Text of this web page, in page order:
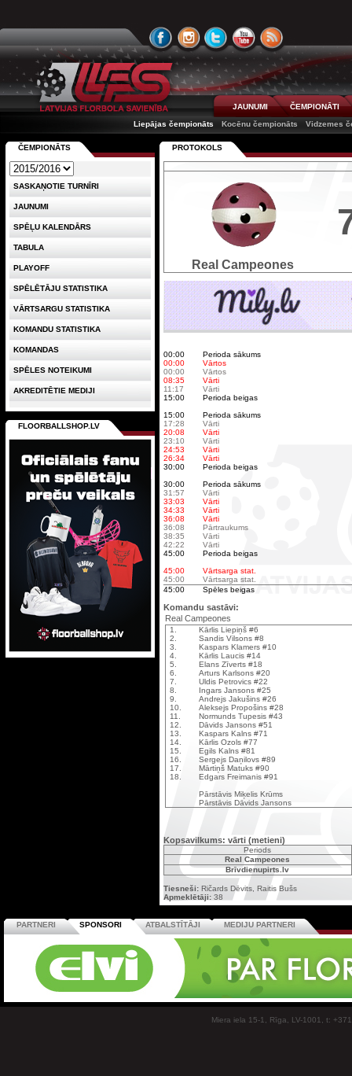
JAUNUMI
ČEMPIONĀTI
Liepājas čempionāts
Kocēnu čempionāts Vidzemes
PROTOKOLS
Real Campeones
00:00
Perioda sākums
00:00
Vārtos
00:00
Vārtos
08:35
Vārti
11:17
Vārti
15:00
Perioda beigas
15:00
Perioda sākums
17:28
Vārti
20:08
Vārti
23:10
Vārti
24:53
Vārti
26:34
Vārti
30:00
Perioda beigas
30:00
Perioda sākums
31:57
Vārti
33:03
Vārti
34:33
Vārti
36:08
Vārti
36:08
Pārtraukums
38:35
Vārti
42:22
Vārti
45:00
Perioda beigas
45:00
Vārtsarga stat.
45:00
Vārtsarga stat.
45:00
Spēles beigas
Komandu sastāvi:
Real Campeones
1.
Kārlis Liepiņš #6
2.
Sandis Vilsons #8
3.
Kaspars Klamers #10
4.
Kārlis Laucis #14
5.
Elans Zīverts #18
6.
Arturs Karlsons #20
7.
Uldis Petrovics #22
8.
Ingars Jansons #25
9.
Andrejs Jakušins #26
10.
Aleksejs Propošins #28
11.
Normunds Tupesis #43
12.
Dāvids Jansons #51
13.
Kaspars Kalns #71
14.
Kārlis Ozols #77
15.
Egils Kalns #81
16.
Sergejs Daņilovs #89
17.
Mārtiņš Matuks #90
18.
Edgars Freimanis #91
Pārstāvis Miķelis Krūms
Pārstāvis Dāvids Jansons
Kopsavilkums: vārti (metieni)
Periods
Real Campeones
Brīvdienupirts.lv
Tiesneši: Ričards Dēvits, Raitis Bušs
Apmeklētāji: 38
ČEMPIONĀTS
SASKAŅOTIE TURNĪRI
JAUNUMI
SPĒĻU KALENDĀRS
TABULA
PLAYOFF
SPĒLĒTĀJU STATISTIKA
VĀRTSARGU STATISTIKA
KOMANDU STATISTIKA
KOMANDAS
SPĒLES NOTEIKUMI
AKREDITĒTIE MEDIJI
FLOORBALLSHOP.LV
PARTNERI SPONSORI ATBALSTĪTĀJI MEDIJU PARTNERI
Miera iela 15-1, Rīga, LV-1001, t: